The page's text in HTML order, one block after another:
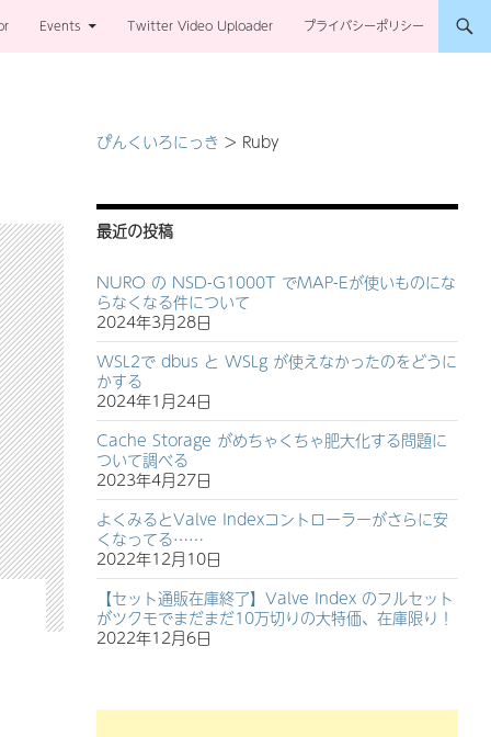
Events Twitter Video Uploader プライバシーポリシー
ぴんくいろにっき > Ruby
最近の投稿
NURO の NSD-G1000T でMAP-Eが使いものにな
らなくなる件について
2024年3月28日
WSL2で dbus と WSLg が使えなかったのをどうに
かする
2024年1月24日
Cache Storage がめちゃくちゃ肥大化する問題に
ついて調べる
2023年4月27日
よくみるとValve Indexコントローラーがさらに安
くなってる……
2022年12月10日
【セット通販在庫終了】Valve Index のフルセット
がツクモでまだまだ10万切りの大特価、在庫限り！
2022年12月6日